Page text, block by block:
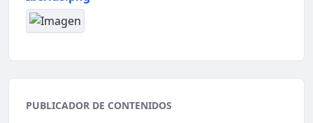
PUBLICADOR DE CONTENIDOS